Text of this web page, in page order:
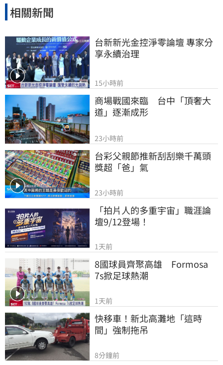
相關新聞
台新新光金控淨零論壇 專家分
享永續治理
15小時前
商場戰國來臨　台中「頂奢大
道」逐漸成形
23小時前
台彩父親節推新刮刮樂千萬頭
獎超「爸」氣
23小時前
「拍片人的多重宇宙」職涯論
壇9/12登場！
1天前
8國球員齊聚高雄　Formosa
7s掀足球熱潮
1天前
快移車！新北高灘地「這時
間」強制拖吊
8分鐘前